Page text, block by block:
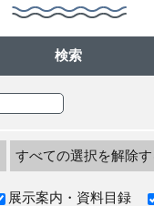
検索
すべての選択を解除す
展示案内・資料目録